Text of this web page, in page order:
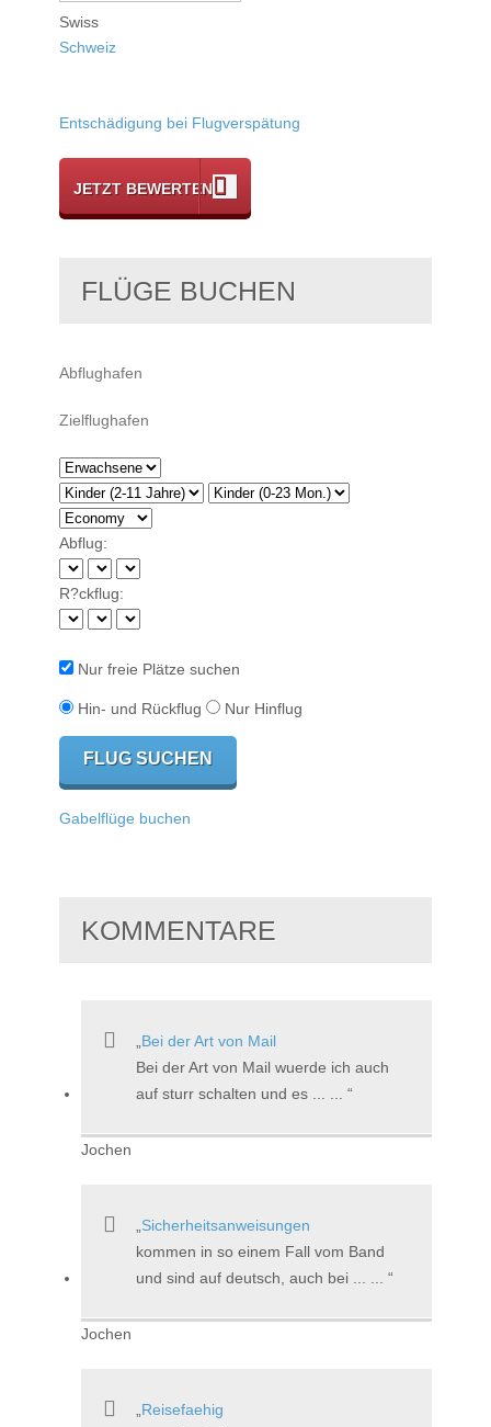
Swiss
Schweiz
Entschädigung bei Flugverspätung
JETZT BEWERTEN
FLÜGE BUCHEN
Abflug:
R?ckflug:
Nur freie Plätze suchen
Hin- und Rückflug Nur Hinflug
Gabelflüge buchen
KOMMENTARE
Bei der Art von Mail
Bei der Art von Mail wuerde ich auch
auf sturr schalten und es ... ...
Jochen
Sicherheitsanweisungen
kommen in so einem Fall vom Band
und sind auf deutsch, auch bei ... ...
Jochen
Reisefaehig